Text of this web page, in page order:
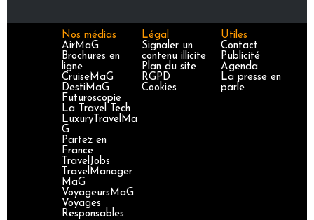
Nos médias
AirMaG
Brochures en
ligne
CruiseMaG
DestiMaG
Futuroscopie
La Travel Tech
LuxuryTravelMa
G
Partez en
France
TravelJobs
TravelManager
MaG
VoyageursMaG
Voyages
Responsables
Légal
Signaler un
contenu illicite
Plan du site
RGPD
Cookies
Utiles
Contact
Publicité
Agenda
La presse en
parle